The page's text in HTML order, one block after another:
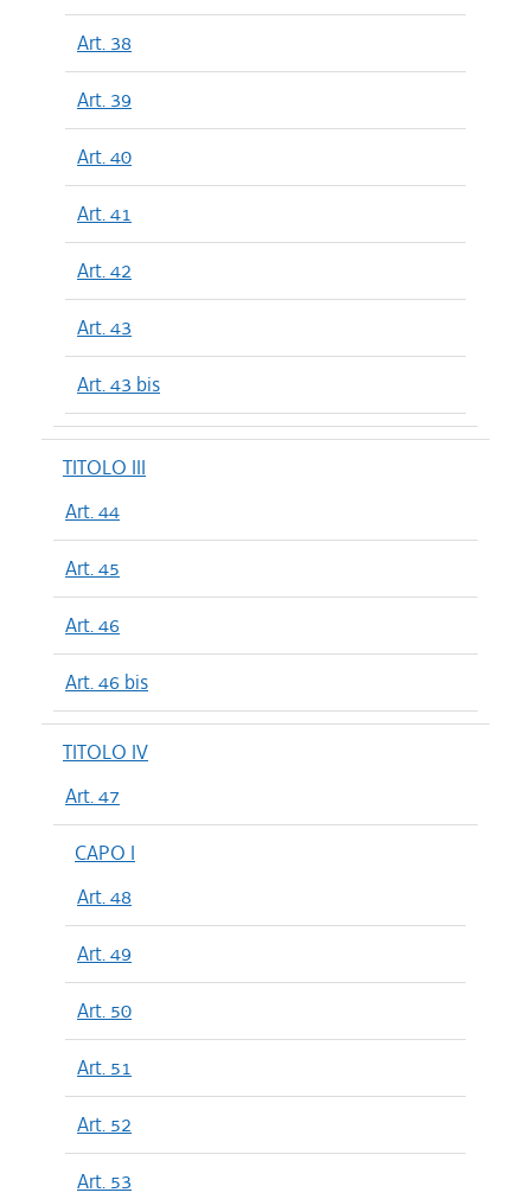
Art. 38
Art. 39
Art. 40
Art. 41
Art. 42
Art. 43
Art. 43 bis
TITOLO III
Art. 44
Art. 45
Art. 46
Art. 46 bis
TITOLO IV
Art. 47
CAPO I
Art. 48
Art. 49
Art. 50
Art. 51
Art. 52
Art. 53